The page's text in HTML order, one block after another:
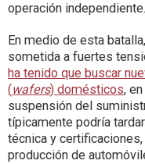
operación independiente.
En medio de esta
sometida a fuertes
ha tenido que buscar
(wafers) domésticos,
suspensión del
típicamente podría
técnica y
producción de